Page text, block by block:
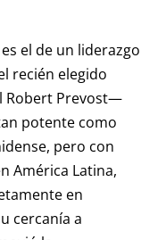
el de un liderazgo
recién elegido
Robert Prevost—
potente como
pero con
América Latina,
en
cercanía a